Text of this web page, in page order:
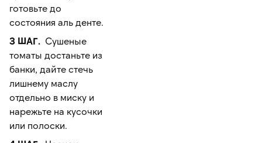
готовьте до
состояния аль денте.
3 ШАГ. Сушеные
томаты достаньте из
банки, дайте стечь
лишнему маслу
отдельно в миску и
нарежьте на кусочки
или полоски.